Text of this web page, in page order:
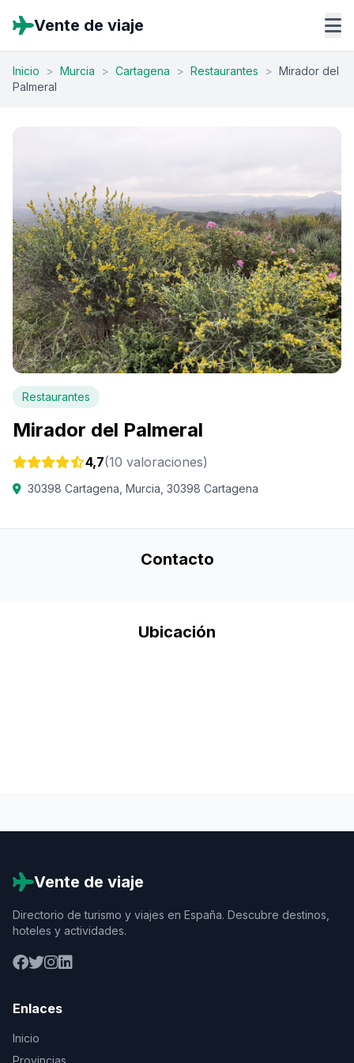
Vente de viaje
Inicio > Murcia > Cartagena > Restaurantes > Mirador del
Palmeral
Restaurantes
Mirador del Palmeral
4,7(10 valoraciones)
30398 Cartagena, Murcia, 30398 Cartagena
Contacto
Ubicación
Vente de viaje
Directorio de turismo y viajes en España. Descubre destinos,
hoteles y actividades.
Enlaces
Inicio
Provincias